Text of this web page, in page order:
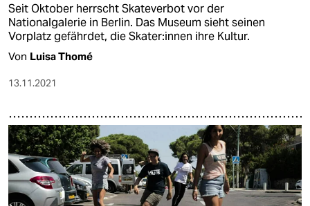
Seit Oktober herrscht Skateverbot vor der
Nationalgalerie in Berlin. Das Museum sieht seinen
Vorplatz gefährdet, die Ska­te­r:in­nen ihre Kultur.
Von Luisa Thomé
13.11.2021